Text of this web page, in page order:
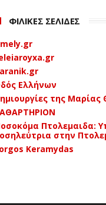
ΦΙΛΙΚΕΣ ΣΕΛΙΔΕΣ
Ελλήνων
της Μαρίας
Πτολεμαιδα:
στην
Keramydas